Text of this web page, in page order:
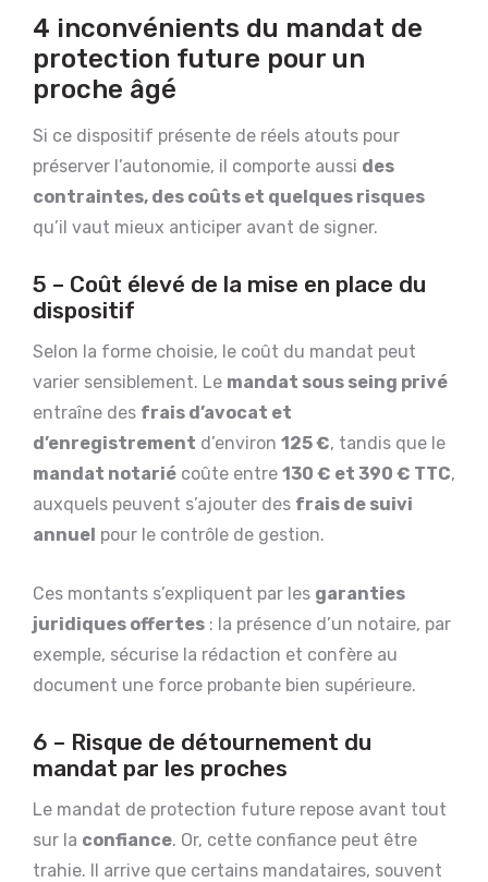
4 inconvénients du mandat de
protection future pour un
proche âgé
Si ce dispositif présente de réels atouts pour
préserver l’autonomie, il comporte aussi des
contraintes, des coûts et quelques risques
qu’il vaut mieux anticiper avant de signer.
5 – Coût élevé de la mise en place du
dispositif
Selon la forme choisie, le coût du mandat peut
varier sensiblement. Le mandat sous seing privé
entraîne des frais d’avocat et
d’enregistrement d’environ 125 €, tandis que le
mandat notarié coûte entre 130 € et 390 € TTC,
auxquels peuvent s’ajouter des frais de suivi
annuel pour le contrôle de gestion.
Ces montants s’expliquent par les garanties
juridiques offertes : la présence d’un notaire, par
exemple, sécurise la rédaction et confère au
document une force probante bien supérieure.
6 – Risque de détournement du
mandat par les proches
Le mandat de protection future repose avant tout
sur la confiance. Or, cette confiance peut être
trahie. Il arrive que certains mandataires, souvent